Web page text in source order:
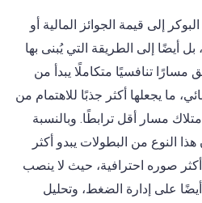
إلى قيمة الجوائز المالية أو
أيضًا إلى الطريقة التي يُبنى بها
تنافسيًا متكاملًا يبدأ من
ما يجعلها أكثر جذبًا للاهتمام من
مسار أقل ترابطًا. وبالنسبة
النوع من البطولات يبدو أكثر
صوره احترافية، حيث لا ينصب
على إدارة الضغط، وتحليل